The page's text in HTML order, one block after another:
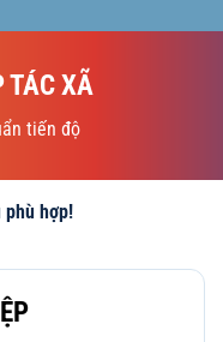
TÁC XÃ
tiến độ
phù hợp!